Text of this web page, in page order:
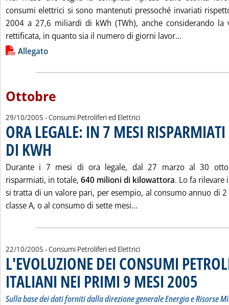
consumi elettrici si sono mantenuti pressoché invariati
2004 a 27,6 miliardi di kWh (TWh), anche considerando la
rettificata, in quanto sia il numero di giorni lavor...
Lista allegati PDF alla notizia
Allegato
Ottobre
29/10/2005 - Consumi Petroliferi ed Elettrici
ORA LEGALE: IN 7 MESI
DI KWH
Durante i 7 mesi di ora legale, dal 27 marzo al 30
risparmiati, in totale, 640 milioni di kilowattora. Lo fa rilevare
si tratta di un valore pari, per esempio, al consumo annuo di
classe A, o al consumo di sette mesi...
22/10/2005 - Consumi Petroliferi ed Elettrici
L'EVOLUZIONE DEI CONSUMI
ITALIANI NEI PRIMI 9 MESI 2005
Sulla base dei dati forniti dalla direzione generale Energia e Risorse